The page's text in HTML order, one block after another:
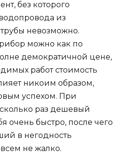
без которого
из
невозможно.
можно как по
демократичной цене,
работ стоимость
никоим образом,
успехом. При
раз дешевый
очень быстро, после чего
в негодность
не жалко.